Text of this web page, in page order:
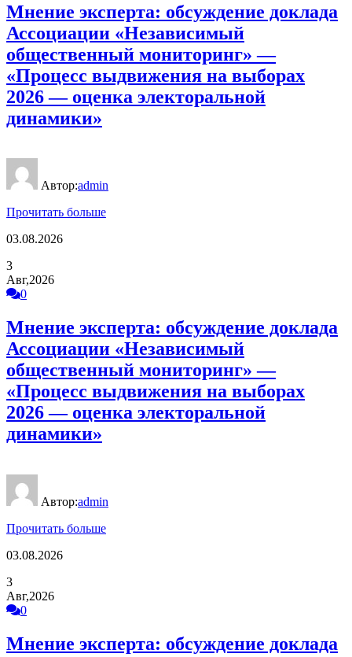
Мнение эксперта: обсуждение доклада
Ассоциации «Независимый
общественный мониторинг» —
«Процесс выдвижения на выборах
2026 — оценка электоральной
динамики»
Автор:admin
Прочитать больше
03.08.2026
3
Авг,2026
0
Мнение эксперта: обсуждение доклада
Ассоциации «Независимый
общественный мониторинг» —
«Процесс выдвижения на выборах
2026 — оценка электоральной
динамики»
Автор:admin
Прочитать больше
03.08.2026
3
Авг,2026
0
Мнение эксперта: обсуждение доклада